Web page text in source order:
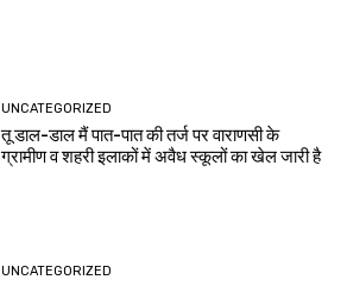
UNCATEGORIZED
तू डाल-डाल मैं पात-पात की तर्ज पर वाराणसी के
ग्रामीण व शहरी इलाकों में अवैध स्कूलों का खेल जारी है
UNCATEGORIZED